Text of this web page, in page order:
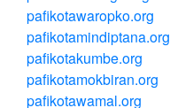
pafikotawaropko.org
pafikotamindiptana.org
pafikotakumbe.org
pafikotamokbiran.org
pafikotawamal.org